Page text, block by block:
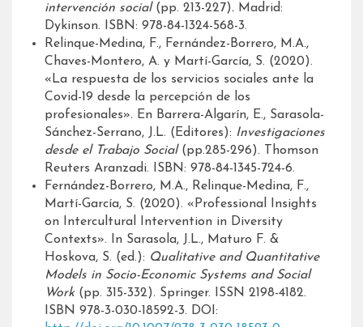
intervención social (pp. 213-227). Madrid:
Dykinson. ISBN: 978-84-1324-568-3.
Relinque-Medina, F., Fernández-Borrero, M.A.,
Chaves-Montero, A. y Martí-García, S. (2020).
«La respuesta de los servicios sociales ante la
Covid-19 desde la percepción de los
profesionales». En Barrera-Algarín, E., Sarasola-
Sánchez-Serrano, J.L. (Editores): Investigaciones
desde el Trabajo Social(pp.285-296). Thomson
Reuters Aranzadi. ISBN: 978-84-1345-724-6.
Fernández-Borrero, M.A., Relinque-Medina, F.,
Martí-García, S. (2020). «Professional Insights
on Intercultural Intervention in Diversity
Contexts». In Sarasola, J.L., Maturo F. &
Hoskova, S. (ed.): Qualitative and Quantitative
Models in Socio-Economic Systems and Social
Work (pp. 315-332). Springer. ISSN 2198-4182.
ISBN 978-3-030-18592-3. DOI: